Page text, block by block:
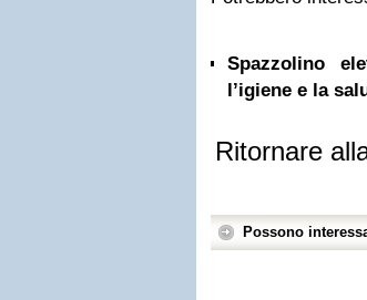
Spazzolino
l’igiene e la
Ritornare
Possono